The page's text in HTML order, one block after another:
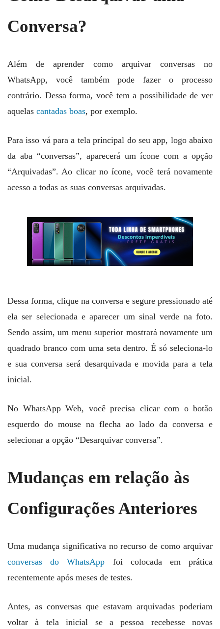
Conversa?
Além de aprender como arquivar conversas no
WhatsApp, você também pode fazer o processo
contrário. Dessa forma, você tem a possibilidade de ver
aquelas cantadas boas, por exemplo.
Para isso vá para a tela principal do seu app, logo abaixo
da aba “conversas”, aparecerá um ícone com a opção
“Arquivadas”. Ao clicar no ícone, você terá novamente
acesso a todas as suas conversas arquivadas.
Dessa forma, clique na conversa e segure pressionado até
ela ser selecionada e aparecer um sinal verde na foto.
Sendo assim, um menu superior mostrará novamente um
quadrado branco com uma seta dentro. É só seleciona-lo
e sua conversa será desarquivada e movida para a tela
inicial.
No WhatsApp Web, você precisa clicar com o botão
esquerdo do mouse na flecha ao lado da conversa e
selecionar a opção “Desarquivar conversa”.
Mudanças em relação às
Configurações Anteriores
Uma mudança significativa no recurso de como arquivar
conversas do WhatsApp foi colocada em prática
recentemente após meses de testes.
Antes, as conversas que estavam arquivadas poderiam
voltar à tela inicial se a pessoa recebesse novas